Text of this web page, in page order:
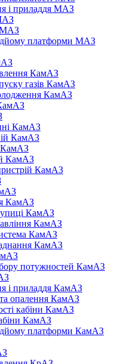
і приладдя МАЗ
МАЗ
платформи МАЗ
КамАЗ
газів КамАЗ
КамАЗ
КамАЗ
КамАЗ
КамАЗ
КамАЗ
КамАЗ
КамАЗ
КамАЗ
КамАЗ
КамАЗ
КамАЗ
потужностей КамАЗ
і приладдя КамАЗ
опалення КамАЗ
кабіни КамАЗ
КамАЗ
платформи КамАЗ